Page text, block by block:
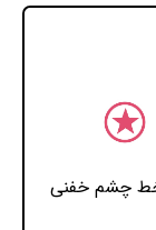
خط چشم خفنی